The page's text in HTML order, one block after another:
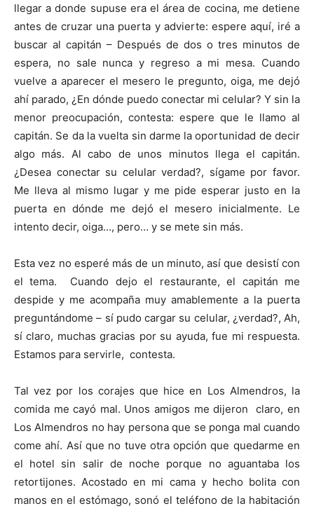
llegar a donde supuse era el área de cocina, me detiene
antes de cruzar una puerta y advierte: espere aquí, iré a
buscar al capitán – Después de dos o tres minutos de
espera, no sale nunca y regreso a mi mesa. Cuando
vuelve a aparecer el mesero le pregunto, oiga, me dejó
ahí parado, ¿En dónde puedo conectar mi celular? Y sin la
menor preocupación, contesta: espere que le llamo al
capitán. Se da la vuelta sin darme la oportunidad de decir
algo más. Al cabo de unos minutos llega el capitán.
¿Desea conectar su celular verdad?, sígame por favor.
Me lleva al mismo lugar y me pide esperar justo en la
puerta en dónde me dejó el mesero inicialmente. Le
intento decir, oiga…, pero… y se mete sin más.
Esta vez no esperé más de un minuto, así que desistí con
el tema. Cuando dejo el restaurante, el capitán me
despide y me acompaña muy amablemente a la puerta
preguntándome – sí pudo cargar su celular, ¿verdad?, Ah,
sí claro, muchas gracias por su ayuda, fue mi respuesta.
Estamos para servirle, contesta.
Tal vez por los corajes que hice en Los Almendros, la
comida me cayó mal. Unos amigos me dijeron claro, en
Los Almendros no hay persona que se ponga mal cuando
come ahí. Así que no tuve otra opción que quedarme en
el hotel sin salir de noche porque no aguantaba los
retortijones. Acostado en mi cama y hecho bolita con
manos en el estómago, sonó el teléfono de la habitación